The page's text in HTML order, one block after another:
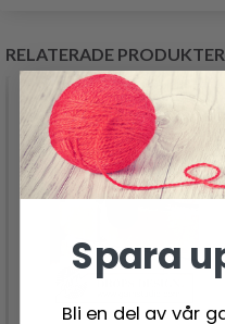
RELATERADE PRODUKTER
Spara
Bli en del av vår